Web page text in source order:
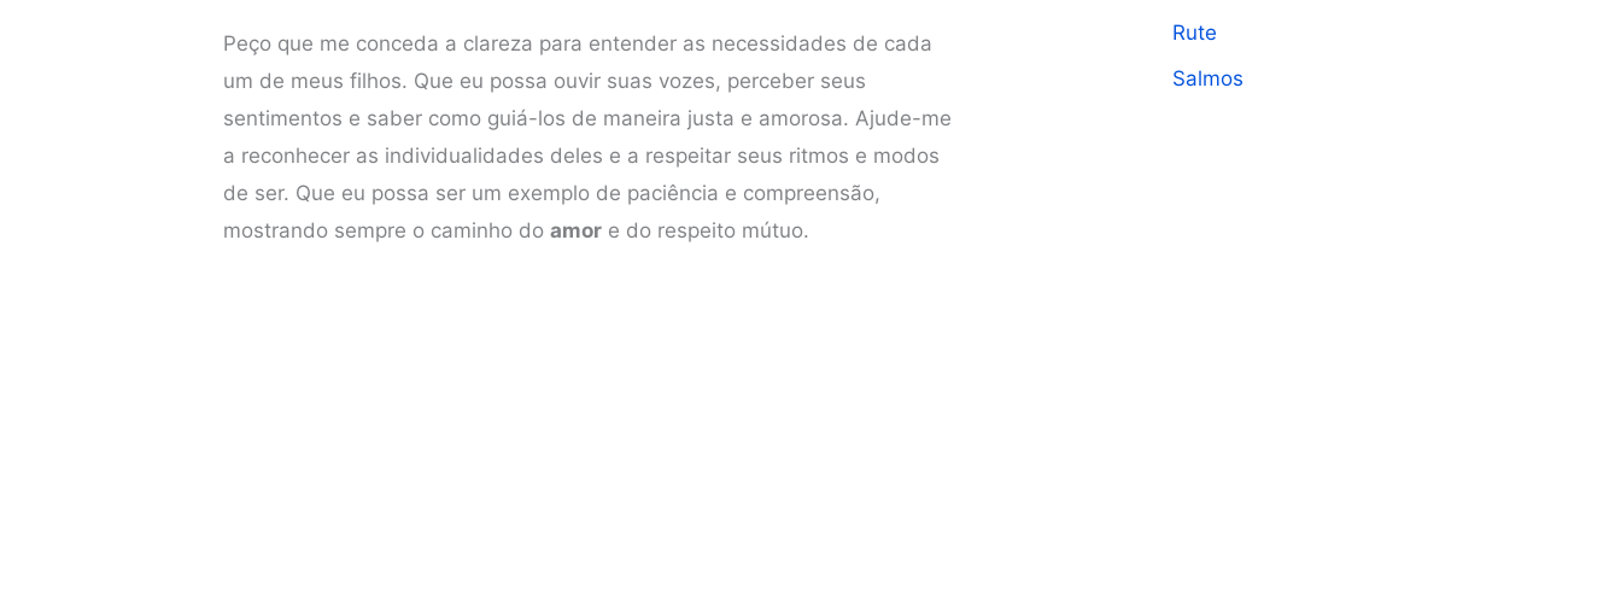
Peço que me conceda a clareza para entender as necessidades de cada
um de meus filhos. Que eu possa ouvir suas vozes, perceber seus
sentimentos e saber como guiá-los de maneira justa e amorosa. Ajude-me
a reconhecer as individualidades deles e a respeitar seus ritmos e modos
de ser. Que eu possa ser um exemplo de paciência e compreensão,
mostrando sempre o caminho doamor e do respeito mútuo.
Rute
Salmos